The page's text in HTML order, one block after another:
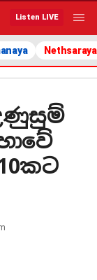
Listen LIVE
Nethsaraya